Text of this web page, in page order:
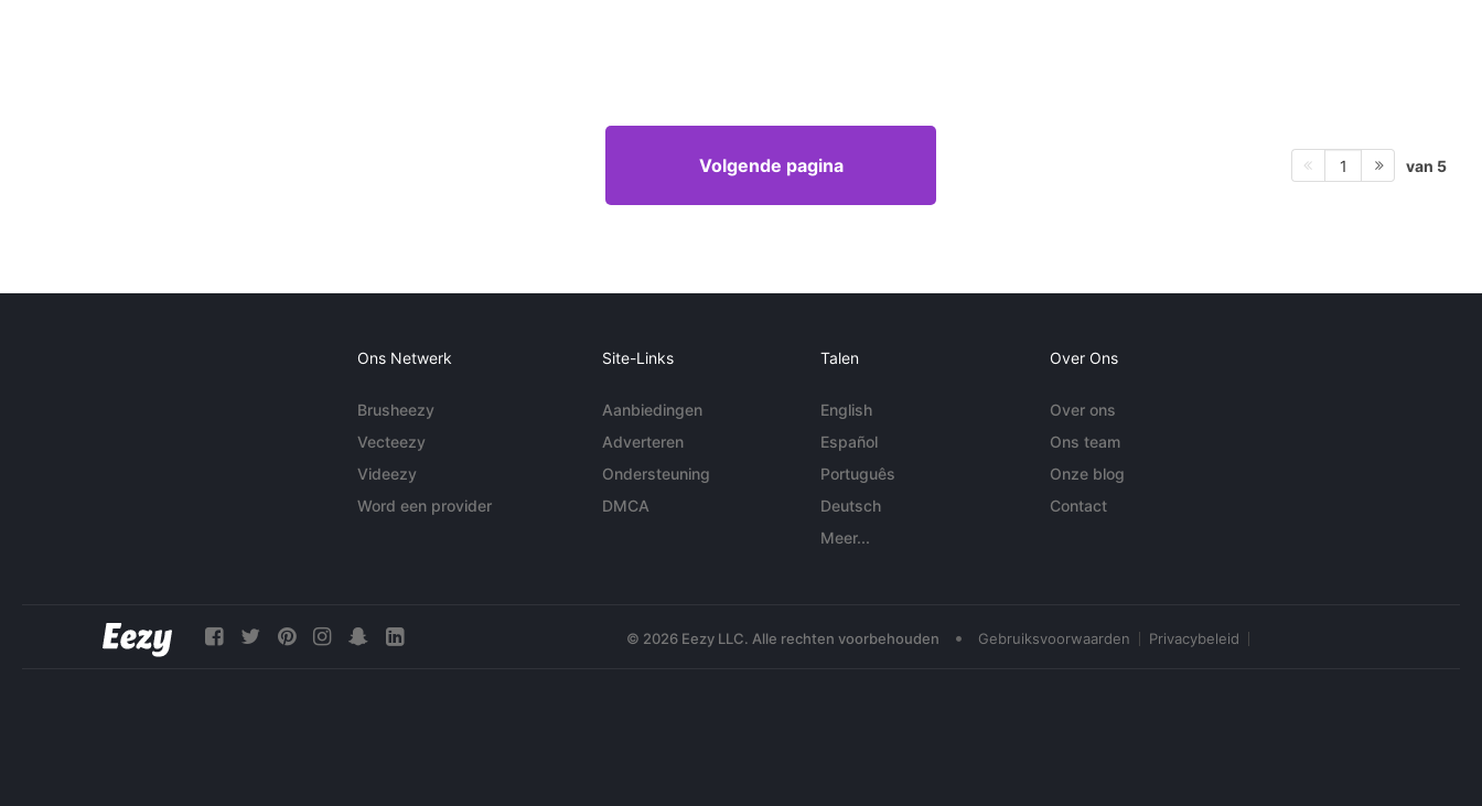
Volgende pagina 1 van 5
Ons Netwerk
Brusheezy
Vecteezy
Videezy
Word een provider
Site-Links
Aanbiedingen
Adverteren
Ondersteuning
DMCA
Talen
English
Español
Português
Deutsch
Meer...
Over Ons
Over ons
Ons team
Onze blog
Contact
© 2026 Eezy LLC. Alle rechten voorbehouden • Gebruiksvoorwaarden Privacybeleid